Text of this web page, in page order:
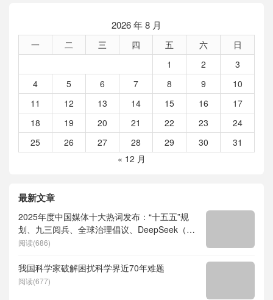
2026 年 8 月
一 二 三 四 五 六
日
1
2
3
4
5 6 7 8 9
10
11
12 13 14 15 16
17
18
19 20 21 22 23
24
25
26 27 28 29 30
31
« 12 月
最新文章
2025年度中国媒体十大热词发布：“十五五”规
划、九三阅兵、全球治理倡议、DeepSeek（深
度求索）、人形机器人、苏超、票根经济、育
阅读(686)
我国科学家破解困扰科学界近70年难题
阅读(677)